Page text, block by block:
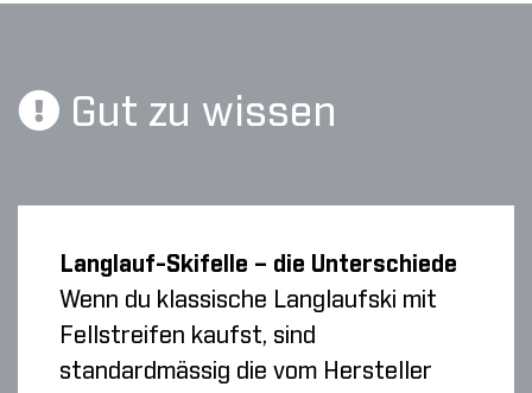
Gut zu wissen
Langlauf-Skifelle – die Unterschiede
Wenn du klassische Langlaufski mit
Fellstreifen kaufst, sind
standardmässig die vom Hersteller